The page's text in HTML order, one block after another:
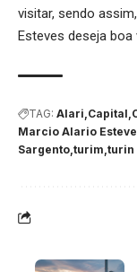
visitar, sendo
Esteves deseja boa
TAG: Alari Capital
Marcio Alario
Sargento turim turin